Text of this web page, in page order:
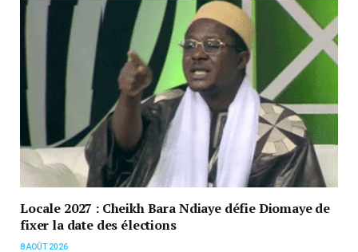
Locale 2027 : Cheikh Bara Ndiaye défie Diomaye de
fixer la date des élections
8 AOÛT 2026